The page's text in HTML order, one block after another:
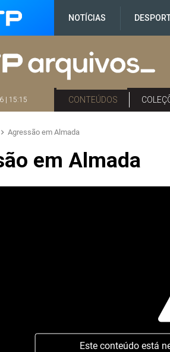
NOTÍCIAS
| 15:15 CONTEÚDOS
Agressão em Almada
em Almada
Este conteúdo está